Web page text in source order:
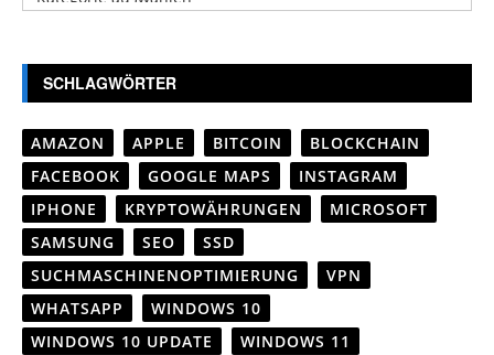
SCHLAGWÖRTER
AMAZON APPLE BITCOIN
BLOCKCHAIN
FACEBOOK
GOOGLE MAPS
INSTAGRAM
IPHONE
KRYPTOWÄHRUNGEN
MICROSOFT
SAMSUNG
SEO
SSD
SUCHMASCHINENOPTIMIERUNG
VPN
WHATSAPP
WINDOWS 10
WINDOWS 10 UPDATE
WINDOWS 11